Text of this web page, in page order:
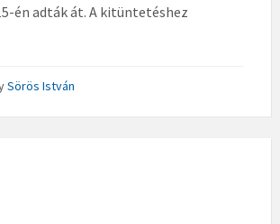
én adták át. A kitüntetéshez
Sörös István